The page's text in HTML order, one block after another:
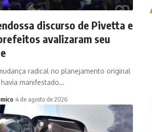
discurso de Pivetta e
avalizaram seu
radical no planejamento original
manifestado…
4 de agosto de 2026